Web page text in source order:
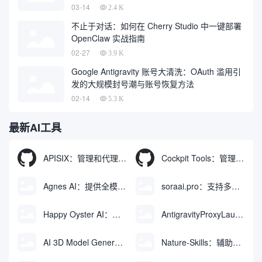
03-14 2.4 K
不止于对话：如何在 Cherry Studio 中一键部署
OpenClaw 实战指南
02-27 3.9 K
Google Antigravity 账号大清洗：OAuth 滥用引
发的大规模封号潮与账号恢复方法
02-14 5.3 K
最新AI工具
APISIX：管理和代理API及大模型流量的高性能网关 Cockpit Tools：管理多个AI编程IDE账号与配置多开独立实例的本地桌面应用
Agnes AI：提供全模态模型免费API、支持图文视频生成与复杂工程执行的智能体平台 soraai.pro：支持多模型文字转视频和图像生成的在线创作工具
Happy Oyster AI：生成可交互式3D虚拟世界与视频的大模型 AntigravityProxyLauncher：免TUN全局代理使用Antigravity IDE
AI 3D Model Generator：通过文本和图像快速生成3D模型的在线工具 Nature-Skills：辅助撰写学术论文和绘制科研图表的智能体插件